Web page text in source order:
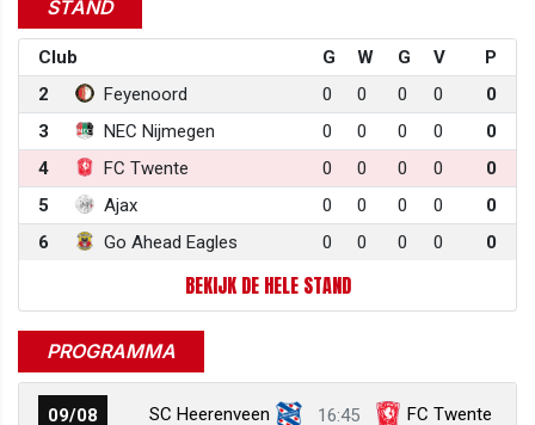
STAND
Club G W G V
P
2
Feyenoord 0 0 0 0
0
3
NEC Nijmegen 0 0 0 0
0
4
FC Twente 0 0 0 0
0
5
Ajax 0 0 0 0
0
6
Go Ahead Eagles 0 0 0 0 0
BEKIJK DE HELE STAND
PROGRAMMA
09/08 SC Heerenveen 16:45 FC Twente